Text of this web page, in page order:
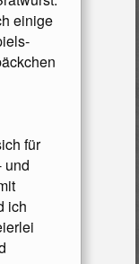
einige
für
und
ich